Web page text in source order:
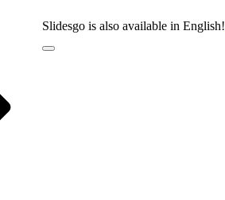
Slidesgo is also available in English!